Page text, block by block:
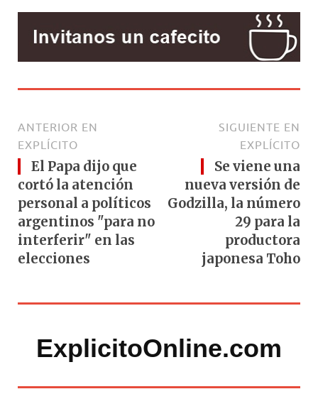
ANTERIOR EN
EXPLÍCITO
El Papa dijo que
cortó la atención
personal a políticos
argentinos "para no
interferir" en las
elecciones
SIGUIENTE EN
EXPLÍCITO
Se viene una
nueva versión de
Godzilla, la número
29 para la
productora
japonesa Toho
ExplicitoOnline.com